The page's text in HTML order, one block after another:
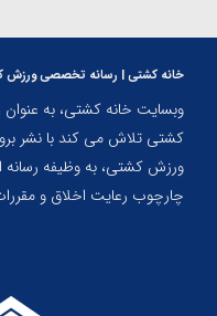
خانه کشتی | رسانه تخصصی ورزش
وبسایت خانه کشتی، به
کشتی تلاش می کند با نشر
ورزش کشتی، به وظیفه رسانه
چارچوب رعایت اخلاق و